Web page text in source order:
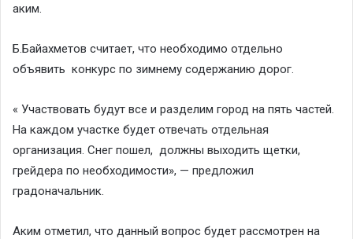
аким.
Б.Байахметов считает, что необходимо отдельно
объявить конкурс по зимнему содержанию дорог.
« Участвовать будут все и разделим город на пять частей.
На каждом участке будет отвечать отдельная
организация. Снег пошел, должны выходить щетки,
грейдера по необходимости», — предложил
градоначальник.
Аким отметил, что данный вопрос будет рассмотрен на